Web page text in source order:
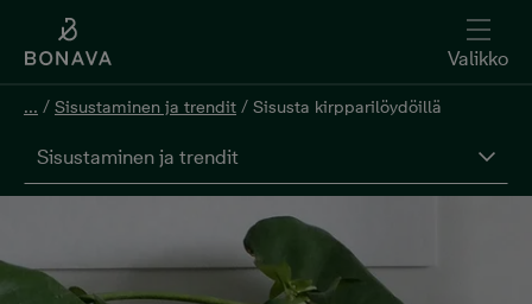
Valikko
... / Sisustaminen ja trendit / Sisusta kirpparilöydöillä
Sisustaminen ja trendit